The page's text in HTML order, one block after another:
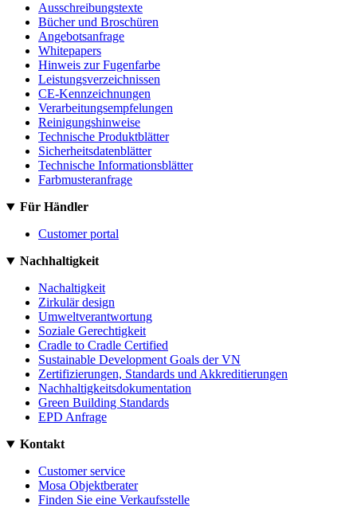
Ausschreibungstexte
Bücher und Broschüren
Angebotsanfrage
Whitepapers
Hinweis zur Fugenfarbe
Leistungsverzeichnissen
CE-Kennzeichnungen
Verarbeitungsempfelungen
Reinigungshinweise
Technische Produktblätter
Sicherheitsdatenblätter
Technische Informationsblätter
Farbmusteranfrage
Für Händler
Customer portal
Nachhaltigkeit
Nachaltigkeit
Zirkulär design
Umweltverantwortung
Soziale Gerechtigkeit
Cradle to Cradle Certified
Sustainable Development Goals der VN
Zertifizierungen, Standards und Akkreditierungen
Nachhaltigkeitsdokumentation
Green Building Standards
EPD Anfrage
Kontakt
Customer service
Mosa Objektberater
Finden Sie eine Verkaufsstelle